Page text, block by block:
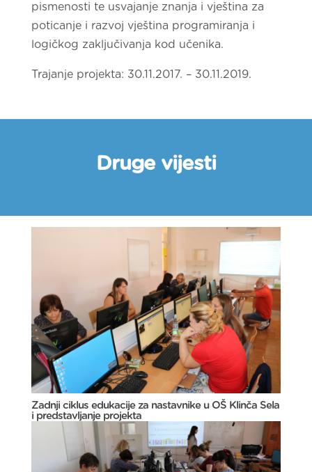
pismenosti te usvajanje znanja i vještina za
poticanje i razvoj vještina programiranja i
logičkog zaključivanja kod učenika.
Trajanje projekta: 30.11.2017. – 30.11.2019.
Druge vijesti
Zadnji ciklus edukacije za nastavnike u OŠ Klinča Sela
i predstavljanje projekta